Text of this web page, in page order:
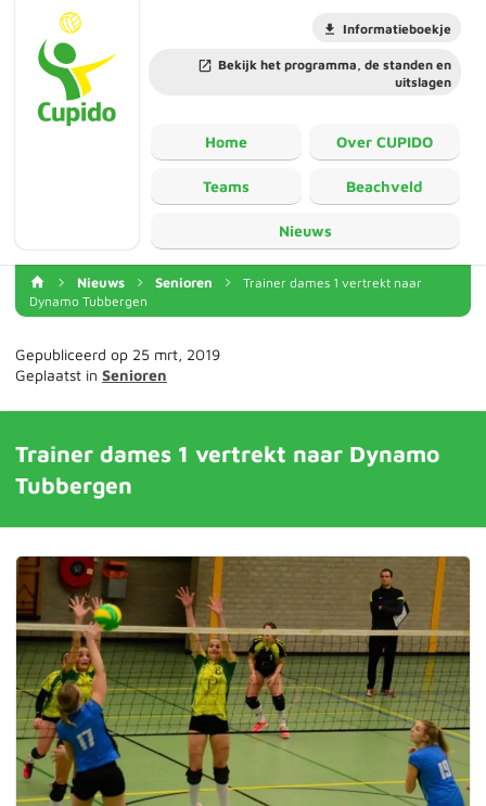
Informatieboekje
Bekijk het programma, de standen en
uitslagen
Home Over CUPIDO
Teams Beachveld
Nieuws
Nieuws Senioren
Trainer dames 1 vertrekt naar
Dynamo Tubbergen
Gepubliceerd op 25 mrt, 2019
Geplaatst in Senioren
Trainer dames 1 vertrekt naar Dynamo
Tubbergen